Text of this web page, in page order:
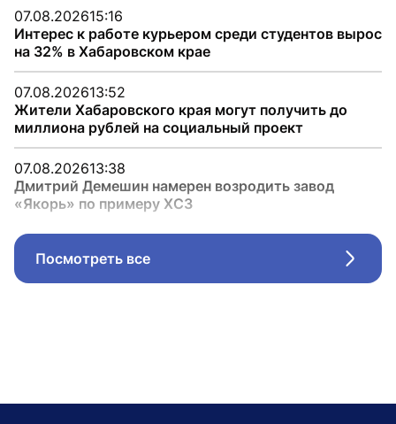
07.08.202615:16
Интерес к работе курьером среди студентов вырос
на 32% в Хабаровском крае
07.08.202613:52
Жители Хабаровского края могут получить до
миллиона рублей на социальный проект
07.08.202613:38
Дмитрий Демешин намерен возродить завод
«Якорь» по примеру ХСЗ
Посмотреть все